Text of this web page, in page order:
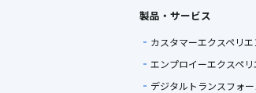
製品・サービス
カスタマーエクスペリエ
エンプロイーエクスペリ
デジタルトランスフォ